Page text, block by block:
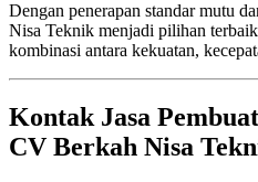
Dengan penerapan standar mutu
Nisa Teknik menjadi pilihan
kombinasi antara kekuatan,
Kontak Jasa
CV Berkah Nisa